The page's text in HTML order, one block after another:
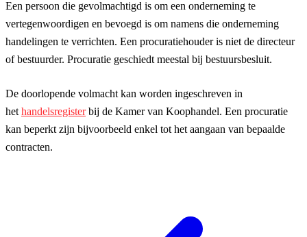
Een persoon die gevolmachtigd is om een onderneming te
vertegenwoordigen en bevoegd is om namens die onderneming
handelingen te verrichten. Een procuratiehouder is niet de directeur
of bestuurder. Procuratie geschiedt meestal bij bestuursbesluit.
De doorlopende volmacht kan worden ingeschreven in
het handelsregisterbij de Kamer van Koophandel. Een procuratie
kan beperkt zijn bijvoorbeeld enkel tot het aangaan van bepaalde
contracten.